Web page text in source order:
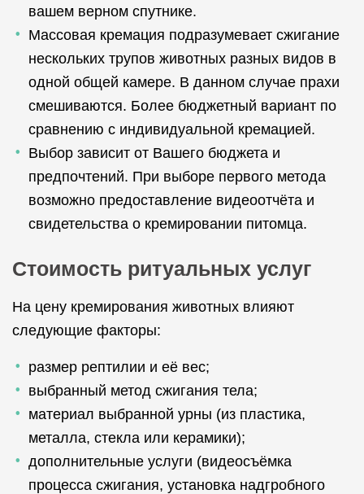
вашем верном спутнике.
Массовая кремация подразумевает сжигание
нескольких трупов животных разных видов в
одной общей камере. В данном случае прахи
смешиваются. Более бюджетный вариант по
сравнению с индивидуальной кремацией.
Выбор зависит от Вашего бюджета и
предпочтений. При выборе первого метода
возможно предоставление видеоотчёта и
свидетельства о кремировании питомца.
Стоимость ритуальных услуг
На цену кремирования животных влияют
следующие факторы:
размер рептилии и её вес;
выбранный метод сжигания тела;
материал выбранной урны (из пластика,
металла, стекла или керамики);
дополнительные услуги (видеосъёмка
процесса сжигания, установка надгробного